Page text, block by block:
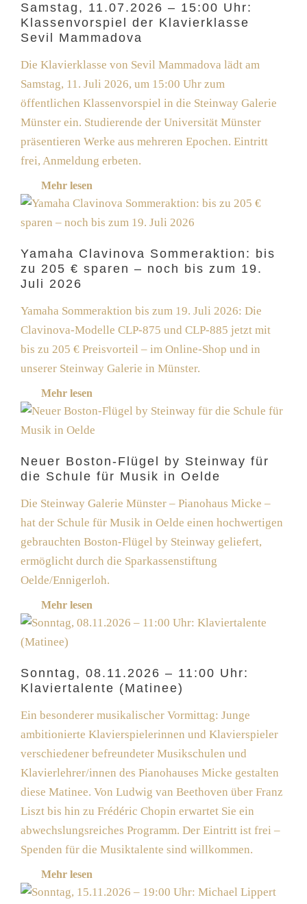
Samstag, 11.07.2026 – 15:00 Uhr:
Klassenvorspiel der Klavierklasse
Sevil Mammadova
Die Klavierklasse von Sevil Mammadova lädt am
Samstag, 11. Juli 2026, um 15:00 Uhr zum
öffentlichen Klassenvorspiel in die Steinway Galerie
Münster ein. Studierende der Universität Münster
präsentieren Werke aus mehreren Epochen. Eintritt
frei, Anmeldung erbeten.
Mehr lesen
Yamaha Clavinova Sommeraktion: bis
zu 205 € sparen – noch bis zum 19.
Juli 2026
Yamaha Sommeraktion bis zum 19. Juli 2026: Die
Clavinova-Modelle CLP-875 und CLP-885 jetzt mit
bis zu 205 € Preisvorteil – im Online-Shop und in
unserer Steinway Galerie in Münster.
Mehr lesen
Neuer Boston-Flügel by Steinway für
die Schule für Musik in Oelde
Die Steinway Galerie Münster – Pianohaus Micke –
hat der Schule für Musik in Oelde einen hochwertigen
gebrauchten Boston-Flügel by Steinway geliefert,
ermöglicht durch die Sparkassenstiftung
Oelde/Ennigerloh.
Mehr lesen
Sonntag, 08.11.2026 – 11:00 Uhr:
Klaviertalente (Matinee)
Ein besonderer musikalischer Vormittag: Junge
ambitionierte Klavierspielerinnen und Klavierspieler
verschiedener befreundeter Musikschulen und
Klavierlehrer/innen des Pianohauses Micke gestalten
diese Matinee. Von Ludwig van Beethoven über Franz
Liszt bis hin zu Frédéric Chopin erwartet Sie ein
abwechslungsreiches Programm. Der Eintritt ist frei –
Spenden für die Musiktalente sind willkommen.
Mehr lesen